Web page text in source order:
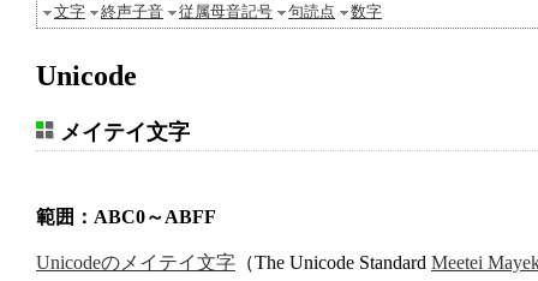
文字
終声子音 従属母音記号 句読点 数字
Unicode
メイテイ文字
範囲：ABC0～ABFF
Unicodeのメイテイ文字 （The Unicode Standard Meetei